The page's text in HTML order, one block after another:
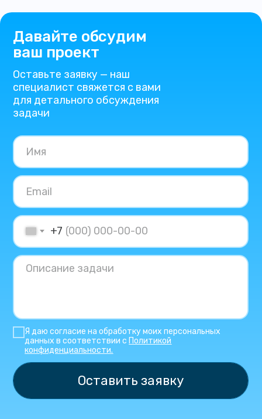
Давайте обсудим
ваш проект
Оставьте заявку — наш
специалист свяжется с вами
для детального обсуждения
задачи
+7
Я даю согласие на обработку моих персональных
данных в соответствии с Политикой
конфиденциальности.
Оставить заявку